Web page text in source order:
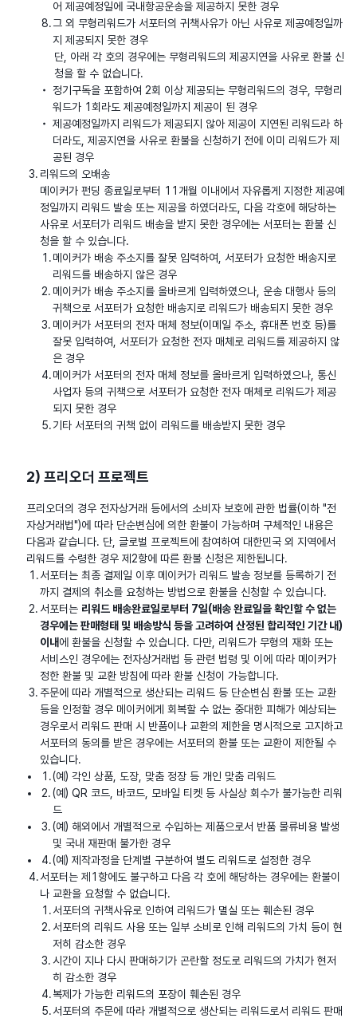
어 제공예정일에 국내항공운송을 제공하지 못한 경우
그 외 무형리워드가 서포터의 귀책사유가 아닌 사유로 제공예정일까
지 제공되지 못한 경우
단, 아래 각 호의 경우에는 무형리워드의 제공지연을 사유로 환불 신
청을 할 수 없습니다.
정기구독을 포함하여 2회 이상 제공되는 무형리워드의 경우, 무형리
워드가 1회라도 제공예정일까지 제공이 된 경우
제공예정일까지 리워드가 제공되지 않아 제공이 지연된 리워드라 하
더라도, 제공지연을 사유로 환불을 신청하기 전에 이미 리워드가 제
공된 경우
리워드의 오배송
메이커가 펀딩 종료일로부터 11개월 이내에서 자유롭게 지정한 제공예
정일까지 리워드 발송 또는 제공을 하였더라도, 다음 각호에 해당하는
사유로 서포터가 리워드 배송을 받지 못한 경우에는 서포터는 환불 신
청을 할 수 있습니다.
메이커가 배송 주소지를 잘못 입력하여, 서포터가 요청한 배송지로
리워드를 배송하지 않은 경우
메이커가 배송 주소지를 올바르게 입력하였으나, 운송 대행사 등의
귀책으로 서포터가 요청한 배송지로 리워드가 배송되지 못한 경우
메이커가 서포터의 전자 매체 정보(이메일 주소, 휴대폰 번호 등)를
잘못 입력하여, 서포터가 요청한 전자 매체로 리워드를 제공하지 않
은 경우
메이커가 서포터의 전자 매체 정보를 올바르게 입력하였으나, 통신
사업자 등의 귀책으로 서포터가 요청한 전자 매체로 리워드가 제공
되지 못한 경우
기타 서포터의 귀책 없이 리워드를 배송받지 못한 경우
2) 프리오더 프로젝트
프리오더의 경우 전자상거래 등에서의 소비자 보호에 관한 법률(이하 "전
자상거래법")에 따라 단순변심에 의한 환불이 가능하며 구체적인 내용은
다음과 같습니다. 단, 글로벌 프로젝트에 참여하여 대한민국 외 지역에서
리워드를 수령한 경우 제2항에 따른 환불 신청은 제한됩니다.
서포터는 최종 결제일 이후 메이커가 리워드 발송 정보를 등록하기 전
까지 결제의 취소를 요청하는 방법으로 환불을 신청할 수 있습니다.
서포터는 리워드 배송완료일로부터 7일(배송 완료일을 확인할 수 없는
경우에는 판매형태 및 배송방식 등을 고려하여 산정된 합리적인 기간 내)
이내에 환불을 신청할 수 있습니다. 다만, 리워드가 무형의 재화 또는
서비스인 경우에는 전자상거래법 등 관련 법령 및 이에 따라 메이커가
정한 환불 및 교환 방침에 따라 환불 신청이 가능합니다.
주문에 따라 개별적으로 생산되는 리워드 등 단순변심 환불 또는 교환
등을 인정할 경우 메이커에게 회복할 수 없는 중대한 피해가 예상되는
경우로서 리워드 판매 시 반품이나 교환의 제한을 명시적으로 고지하고
서포터의 동의를 받은 경우에는 서포터의 환불 또는 교환이 제한될 수
있습니다.
(예) 각인 상품, 도장, 맞춤 정장 등 개인 맞춤 리워드
(예) QR 코드, 바코드, 모바일 티켓 등 사실상 회수가 불가능한 리워
드
(예) 해외에서 개별적으로 수입하는 제품으로서 반품 물류비용 발생
및 국내 재판매 불가한 경우
(예) 제작과정을 단계별 구분하여 별도 리워드로 설정한 경우
서포터는 제1항에도 불구하고 다음 각 호에 해당하는 경우에는 환불이
나 교환을 요청할 수 없습니다.
서포터의 귀책사유로 인하여 리워드가 멸실 또는 훼손된 경우
서포터의 리워드 사용 또는 일부 소비로 인해 리워드의 가치 등이 현
저히 감소한 경우
시간이 지나 다시 판매하기가 곤란할 정도로 리워드의 가치가 현저
히 감소한 경우
복제가 가능한 리워드의 포장이 훼손된 경우
서포터의 주문에 따라 개별적으로 생산되는 리워드로서 리워드 판매